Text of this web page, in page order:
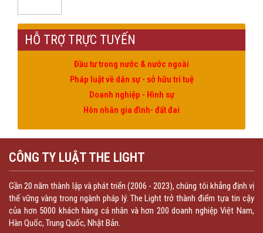
HỖ TRỢ TRỰC TUYẾN
Đầu tư trong nước & nước ngoài
Pháp luật về dân sự - sở hữu trí tuệ
Doanh nghiệp - Hình sự
Hôn nhân gia đình- đất đai
CÔNG TY LUẬT THE LIGHT
Gần 20 năm thành lập và phát triển (2006 - 2023), chúng tôi khẳng định vị
thế vững vàng trong ngành pháp lý. The Light trở thành điểm tựa tin cậy
của hơn 5000 khách hàng cá nhân và hơn 200 doanh nghiệp Việt Nam,
Hàn Quốc, Trung Quốc, Nhật Bản.